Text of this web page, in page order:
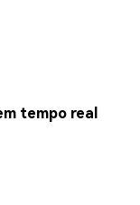
tempo real